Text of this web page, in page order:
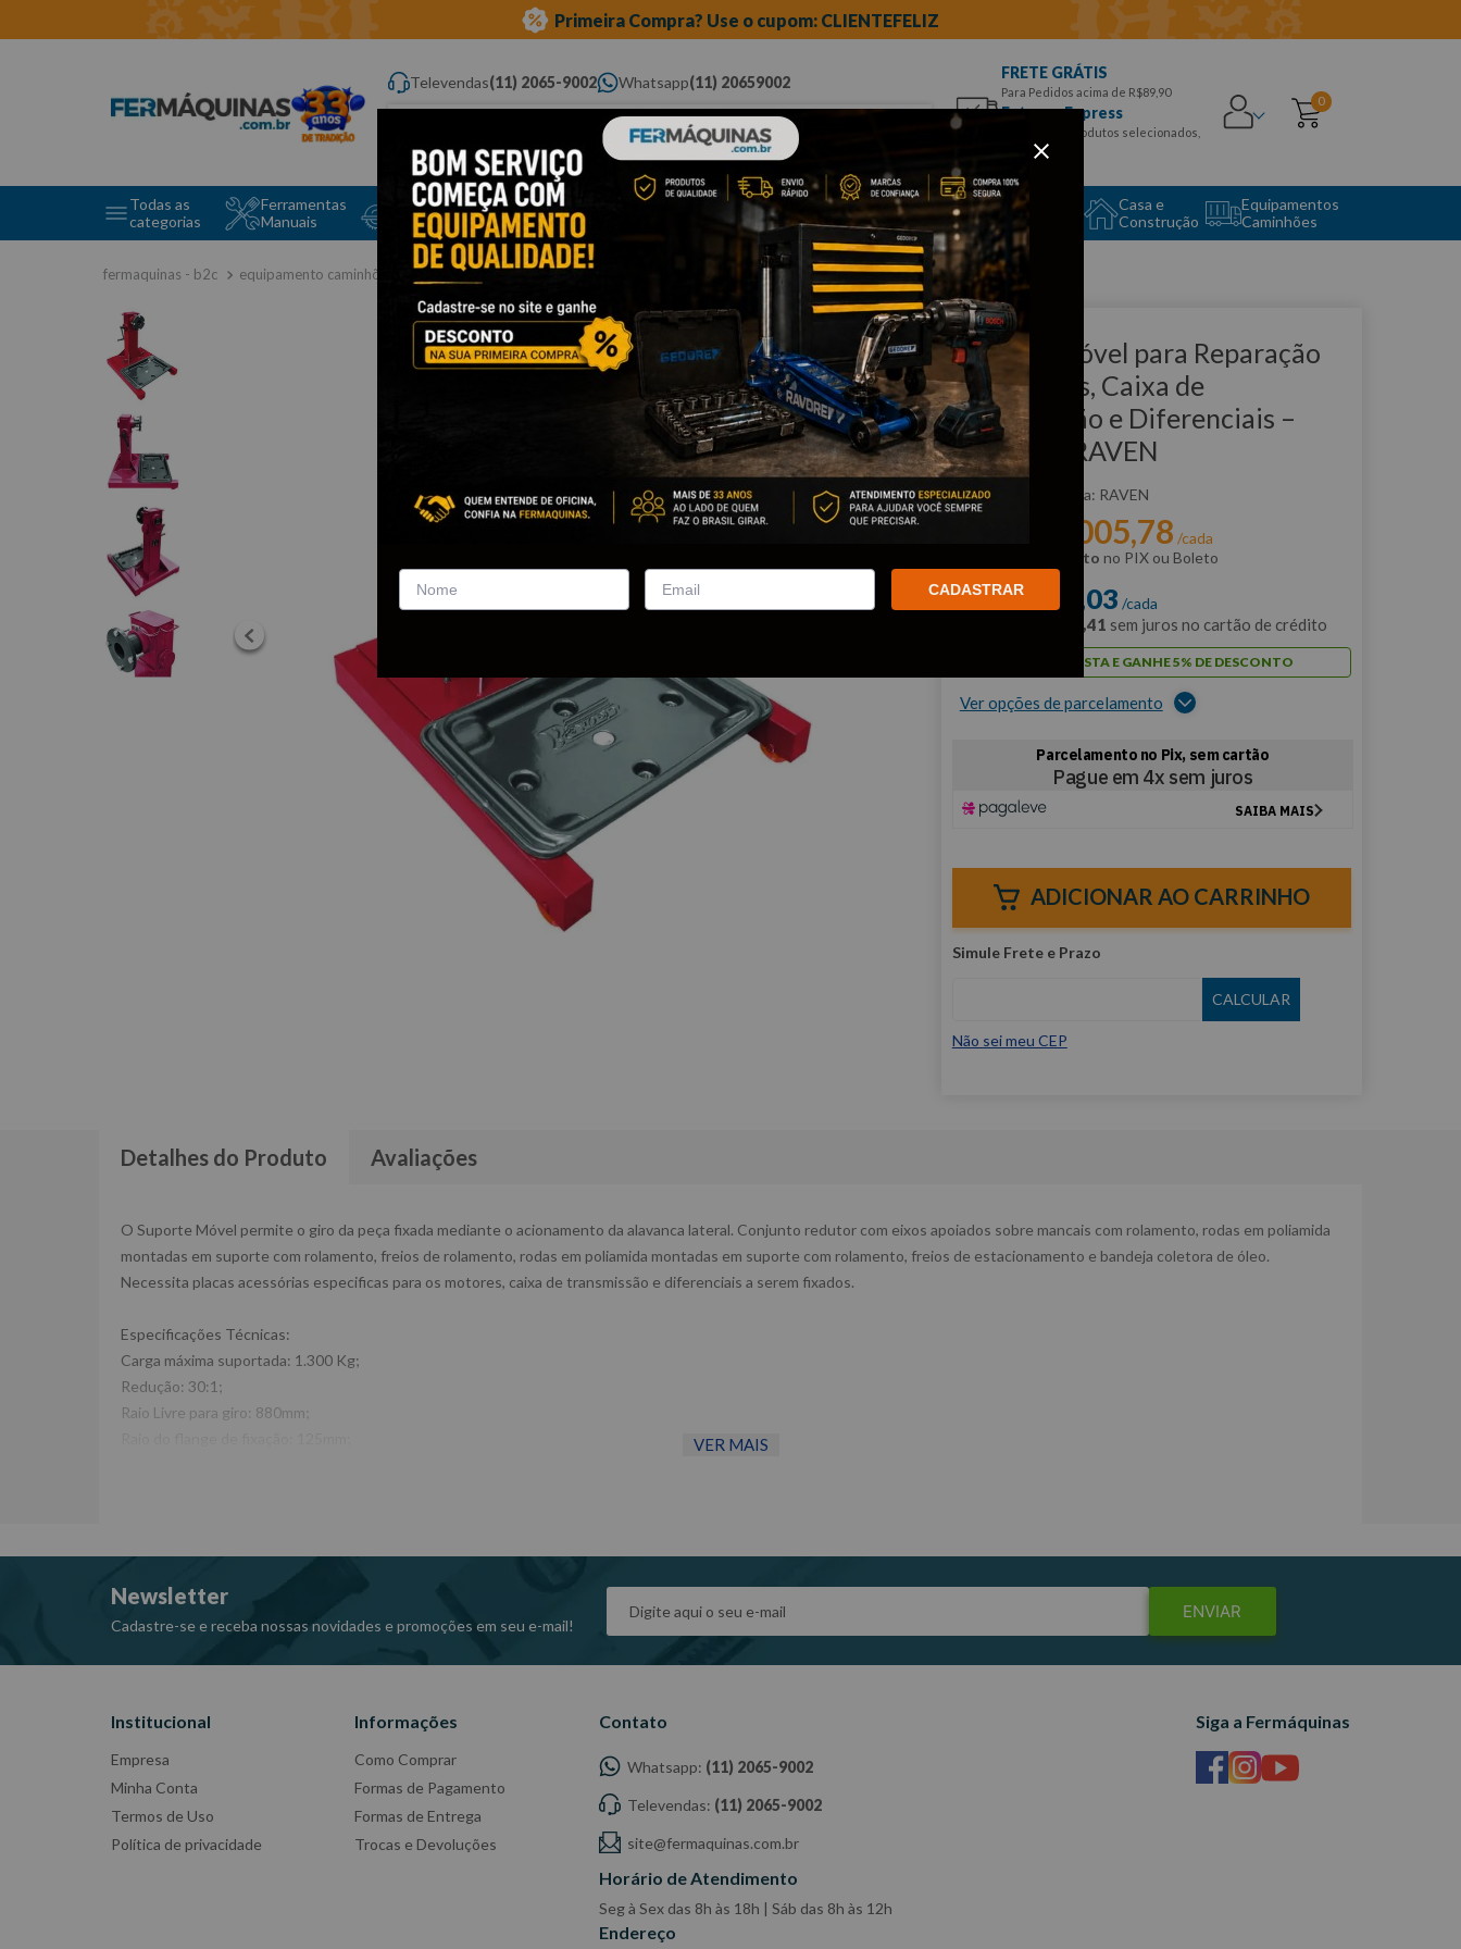
Primeira Compra? Use o cupom: CLIENTEFELIZ
Televendas(11) 2065-9002 Whatsapp(11) 20659002
Digite aqui o que você procura...
FRETE GRÁTIS
Para Pedidos acima de R$89,90
Entrega Express
para CEPS e produtos selecionados,
Aproveite!
0
Todas as
categorias
Ferramentas
Manuais
Ferramentas Elétricas
e Máquinas
Ferramentas
Ferramentas
Automotivas Especiais
Equipamento
Auto Center
Casa e
Construção
Equipamentos
Caminhões
equipamento caminhões suporte motor caminhões
Clique e veja!
Suporte Móvel para Reparação
de Motores, Caixa de
Transmissão e Diferenciais –
R700100 RAVEN
:R700100 RAVEN
005,78 /cada
5% de desconto no PIX ou Boleto
R$ 11. 585 ,03 /cada
,41 sem juros no cartão de crédito
PAGUE À VISTA E GANHE 5% DE DESCONTO
Ver opções de parcelamento
ADICIONAR AO CARRINHO
Não sei meu CEP
Detalhes do Produto Avaliações
O Suporte Móvel permite o giro da peça fixada mediante o acionamento da alavanca lateral. Conjunto redutor com eixos apoiados sobre mancais com rolamento, rodas em poliamida
montadas em suporte com rolamento, freios de rolamento, rodas em poliamida montadas em suporte com rolamento, freios de estacionamento e bandeja coletora de óleo.
Necessita placas acessórias especificas para os motores, caixa de transmissão e diferenciais a serem fixados.
Especificações Técnicas:
Carga máxima suportada: 1.300 Kg;
Redução: 30:1;
Raio Livre para giro: 880mm;
Garantia: 12 meses
Fabricante: RAVEN
VER MAIS
Newsletter
Cadastre-se e receba nossas novidades e promoções em seu e-mail!
ENVIAR
Institucional
Empresa
Minha Conta
Termos de Uso
Política de privacidade
Informações
Como Comprar
Formas de Pagamento
Formas de Entrega
Trocas e Devoluções
Contato
Whatsapp: (11) 2065-9002
Televendas: (11) 2065-9002
site@fermaquinas.com.br
Horário de Atendimento
Seg à Sex das 8h às 18h | Sáb das 8h às 12h
Endereço
Siga a Fermáquinas
CADASTRAR